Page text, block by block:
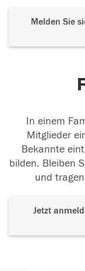
Melden Sie
In einem
Mitglieder
Bekannte
bilden. Bleiben
und
Jetzt